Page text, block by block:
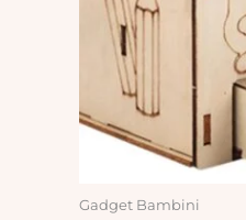
Gadget Bambini